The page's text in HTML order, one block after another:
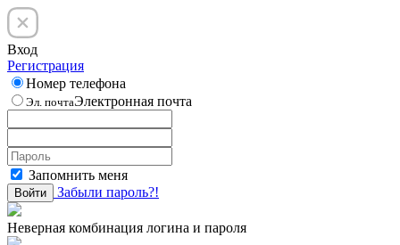
Вход
Регистрация
Номер телефона
Эл. почтаЭлектронная почта
Запомнить меня
Войти Забыли пароль?!
Неверная комбинация логина и пароля